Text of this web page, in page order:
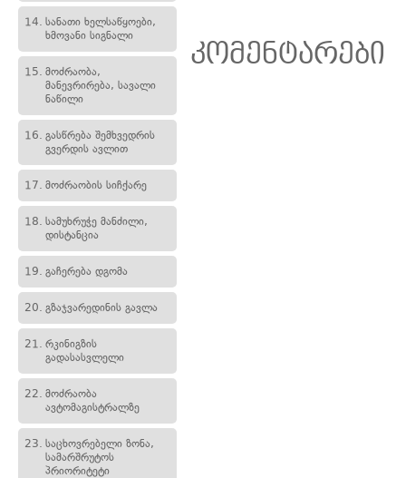
14. სანათი ხელსაწყოები,
ხმოვანი სიგნალი
15. მოძრაობა,
მანევრირება, სავალი
ნაწილი
16. გასწრება შემხვედრის
გვერდის ავლით
17. მოძრაობის სიჩქარე
18. სამუხრუჭე მანძილი,
დისტანცია
19. გაჩერება დგომა
20. გზაჯვარედინის გავლა
21. რკინიგზის
გადასასვლელი
22. მოძრაობა
ავტომაგისტრალზე
23. საცხოვრებელი ზონა,
სამარშრუტოს
პრიორიტეტი
კომენტარები